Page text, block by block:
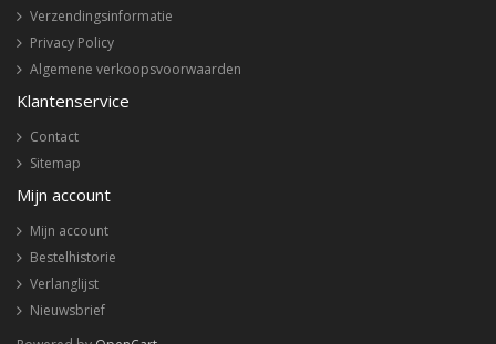
Verzendingsinformatie
Privacy Policy
Algemene verkoopsvoorwaarden
Klantenservice
Contact
Sitemap
Mijn account
Mijn account
Bestelhistorie
Verlanglijst
Nieuwsbrief